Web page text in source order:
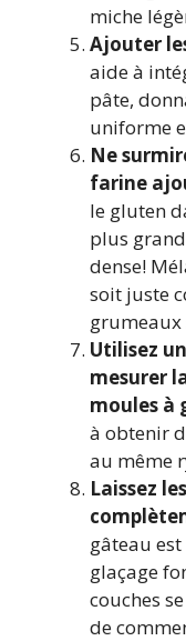
miche
Ajouter
aide à
pâte,
uniforme
Ne
farine
le gluten
plus
dense!
soit juste
grumeaux
Utilisez
mesurer
moules à
à obtenir
au même
Laissez
gâteau
glaçage
couches
de